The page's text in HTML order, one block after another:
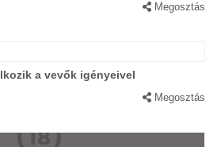
Megosztás
a vevők igényeivel
Megosztás